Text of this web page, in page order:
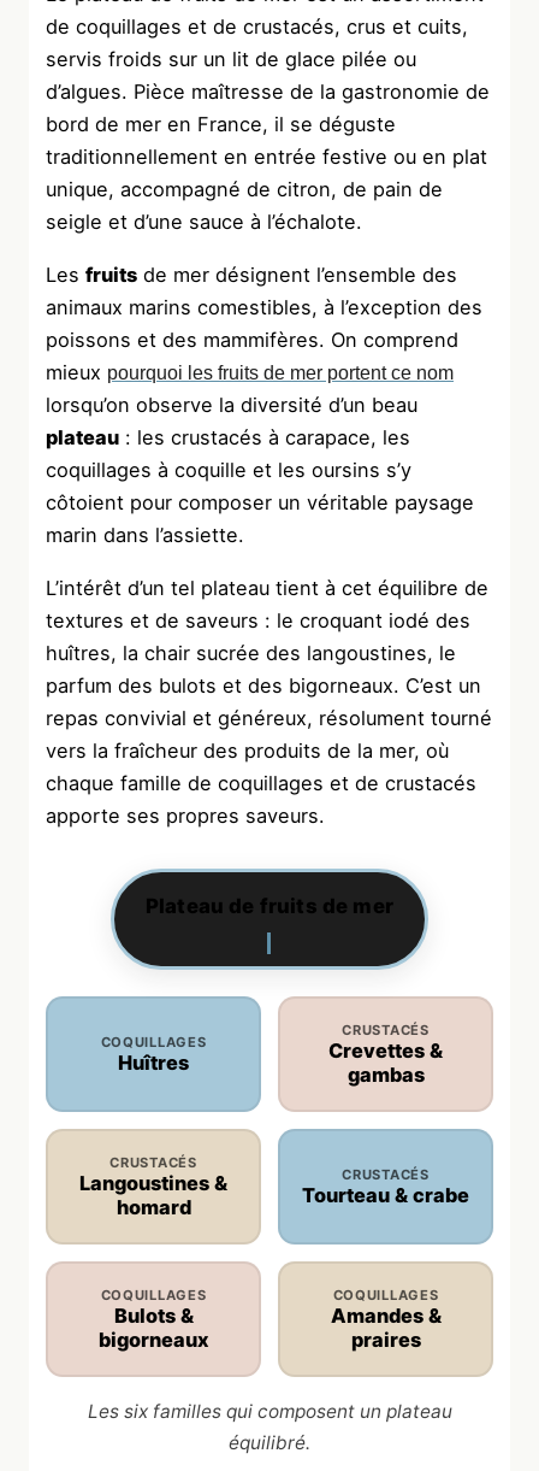
de coquillages et de crustacés, crus et cuits,
servis froids sur un lit de glace pilée ou
d’algues. Pièce maîtresse de la gastronomie de
bord de mer en France, il se déguste
traditionnellement en entrée festive ou en plat
unique, accompagné de citron, de pain de
seigle et d’une sauce à l’échalote.
Les fruits de mer désignent l’ensemble des
animaux marins comestibles, à l’exception des
poissons et des mammifères. On comprend
mieux pourquoi les fruits de mer portent ce nom
lorsqu’on observe la diversité d’un beau
plateau : les crustacés à carapace, les
coquillages à coquille et les oursins s’y
côtoient pour composer un véritable paysage
marin dans l’assiette.
L’intérêt d’un tel plateau tient à cet équilibre de
textures et de saveurs : le croquant iodé des
huîtres, la chair sucrée des langoustines, le
parfum des bulots et des bigorneaux. C’est un
repas convivial et généreux, résolument tourné
vers la fraîcheur des produits de la mer, où
chaque famille de coquillages et de crustacés
apporte ses propres saveurs.
Plateau de fruits de mer
COQUILLAGES
Huîtres
CRUSTACÉS
Crevettes &
gambas
CRUSTACÉS
Langoustines &
homard
CRUSTACÉS
Tourteau & crabe
COQUILLAGES
Bulots &
bigorneaux
COQUILLAGES
Amandes &
praires
Les six familles qui composent un plateau
équilibré.